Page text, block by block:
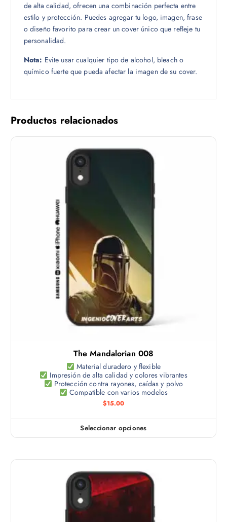
de alta calidad, ofrecen una combinación perfecta entre
estilo y protección. Puedes agregar tu logo, imagen, frase
o diseño favorito para crear un cover único que refleje tu
personalidad.
Nota: Evite usar cualquier tipo de alcohol, bleach o
químico fuerte que pueda afectar la imagen de su cover.
Productos relacionados
The Mandalorian 008
Material duradero y flexible
Impresión de alta calidad y colores vibrantes
Protección contra rayones, caídas y polvo
Compatible con varios modelos
$15.00
Seleccionar opciones
E
p
r
o